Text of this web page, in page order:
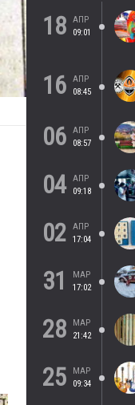
18
АПР
09:01
16
АПР
08:45
06
АПР
08:57
04
АПР
09:18
02
АПР
17:04
31
МАР
17:02
28
МАР
21:42
25
МАР
09:34